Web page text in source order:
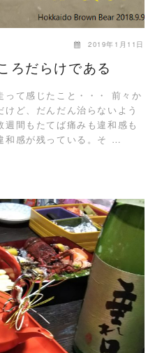
2019年1月11日
ろだらけである
って感じたこと・・・ 前々か
ど、だんだん治らないよう
間もたてば痛みも違和感も
和感が残っている。そ …